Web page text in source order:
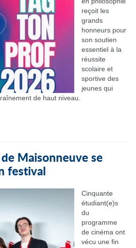
reçoit les
grands
honneurs pour
son soutien
essentiel à la
réussite
scolaire et
sportive des
jeunes qui
de haut niveau.
de Maisonneuve se
festival
Cinquante
étudiant(e)s
du
programme
de cinéma ont
vécu une fin